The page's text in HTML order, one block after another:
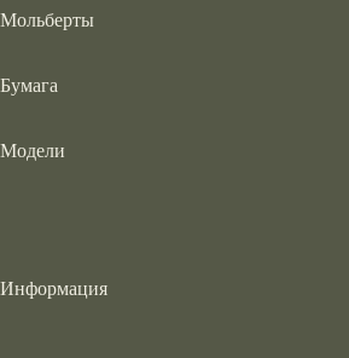
Мольберты
Бумага
Модели
Информация